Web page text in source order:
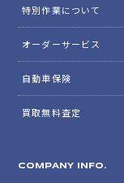
特別作業について
オーダーサービス
自動車保険
買取無料査定
COMPANY INFO.